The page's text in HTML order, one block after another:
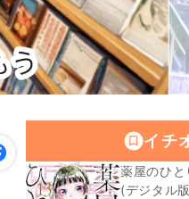
イチ
薬屋のひ
(デジタル